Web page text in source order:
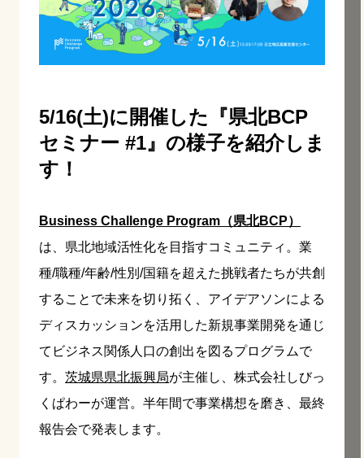
5/16(土)に開催した『県北BCP
セミナー #1』の様子を紹介しま
す！
Business Challenge Program（県北BCP）
は、県北地域活性化を目指すコミュニティ。業
種/職種/年齢/性別/国籍を超えた挑戦者たちが共創
することで未来を切り拓く、アイデアソンによる
ディスカッションを活用した新規事業開発を通じ
てビジネス関係人口の創出を図るプログラムで
す。 茨城県県北振興局が主催し、株式会社しびっ
くぱわーが運営。半年間で事業構想を磨き、最終
報告会で発表します。